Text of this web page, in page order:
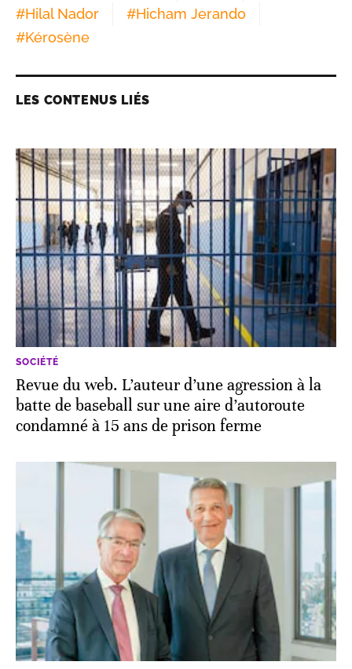
#Hilal Nador #Hicham Jerando
#Kérosène
LES CONTENUS LIÉS
SOCIÉTÉ
Revue du web. L’auteur d’une agression à la
batte de baseball sur une aire d’autoroute
condamné à 15 ans de prison ferme